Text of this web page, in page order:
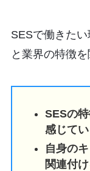
SESで働きた
と業界の特徴
SESの
感じて
自身の
関連付